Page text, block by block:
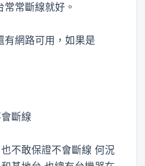
常斷線就好。
有網路可用，如果是
斷線
不敢保證不會斷線 何況